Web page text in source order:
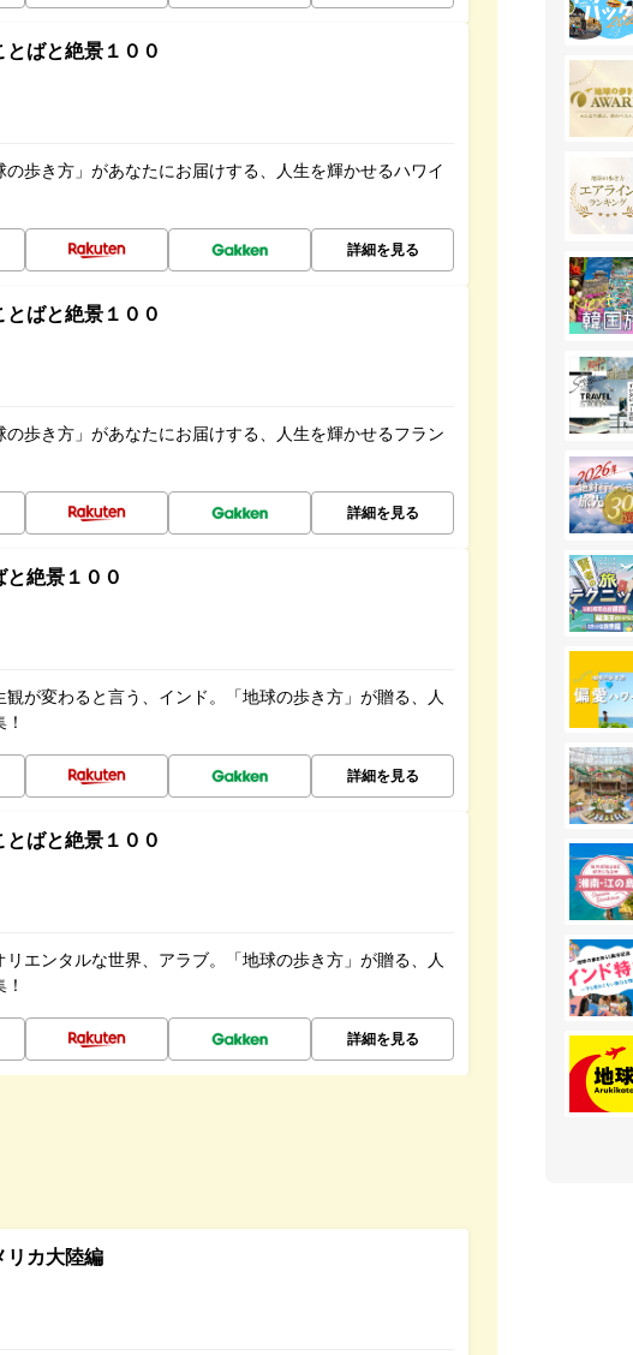
とばと絶景１００
歩き方」があなたにお届けする、人生を輝かせるハワイ
詳細を見る
ばと絶景１００
歩き方」があなたにお届けする、人生を輝かせるフラン
詳細を見る
と絶景１００
が変わると言う、インド。「地球の歩き方」が贈る、人
詳細を見る
ばと絶景１００
エンタルな世界、アラブ。「地球の歩き方」が贈る、人
詳細を見る
カ大陸編